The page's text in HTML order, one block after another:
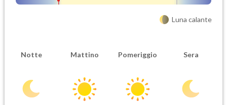
Luna calante
Notte Mattino Pomeriggio Sera